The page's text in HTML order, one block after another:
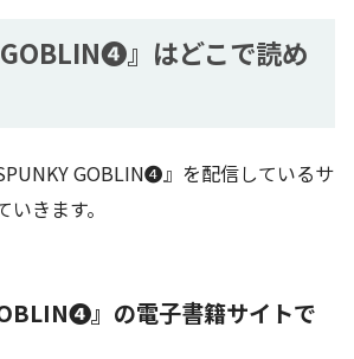
GOBLIN❹』はどこで読め
GOBLIN❹』を配信しているサ
きます。
』の電子書籍サイトで